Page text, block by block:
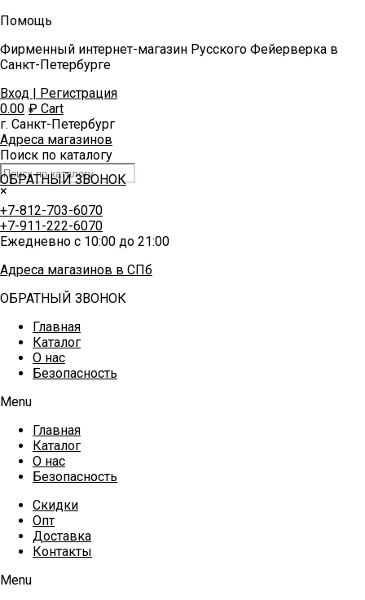
Помощь
Фирменный интернет-магазин Русского Фейерверка в
Санкт-Петербурге
Вход | Регистрация
0.00 ₽ Cart
г. Санкт-Петербург
Адреса магазинов
Поиск по каталогу
×
ОБРАТНЫЙ ЗВОНОК
+7-812-703-6070
+7-911-222-6070
Ежедневно с 10:00 до 21:00
Адреса магазинов в СПб
ОБРАТНЫЙ ЗВОНОК
Главная
Каталог
О нас
Безопасность
Menu
Главная
Каталог
О нас
Безопасность
Скидки
Опт
Доставка
Контакты
Menu